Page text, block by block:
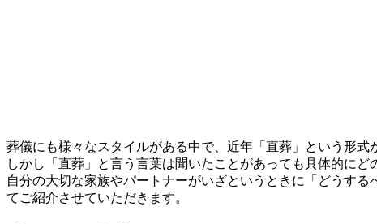
葬儀にも様々なスタイルがある中で、近年「直葬」という形式
しかし「直葬」と言う言葉は聞いたことがあっても具体的に
自分の大切な家族やパートナーがいざというときに「どうす
てご紹介させていただきます。